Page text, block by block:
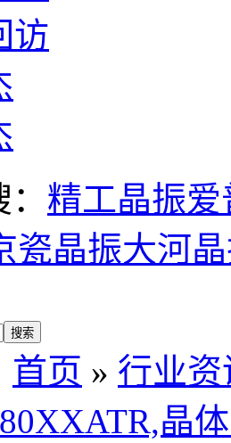
访
精工晶振爱
瓷晶振大河
首页 » 行业资
晶